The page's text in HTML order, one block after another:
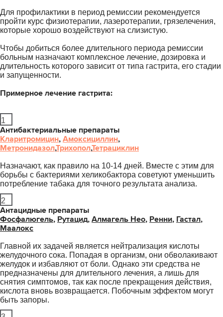
Для профилактики в период ремиссии рекомендуется
пройти курс физиотерапии, лазеротерапии, грязелечения,
которые хорошо воздействуют на слизистую.
Чтобы добиться более длительного периода ремиссии
больным назначают комплексное лечение, дозировка и
длительность которого зависит от типа гастрита, его стадии
и запущенности.
Примерное лечение гастрита:
1
Антибактериальные препараты
Кларитромицин, Амоксициллин,
Метронидазол,Трихопол,Тетрациклин
Назначают, как правило на 10-14 дней. Вместе с этим для
борьбы с бактериями хеликобактора советуют уменьшить
потребление табака для точного результата анализа.
2
Антацидные препараты
Фосфалюгель, Рутацид, Алмагель Нео, Ренни, Гастал,
Маалокс
Главной их задачей является нейтрализация кислоты
желудочного сока. Попадая в организм, они обволакивают
желудок и избавляют от боли. Однако эти средства не
предназначены для длительного лечения, а лишь для
снятия симптомов, так как после прекращения действия,
кислота вновь возвращается. Побочным эффектом могут
быть запоры.